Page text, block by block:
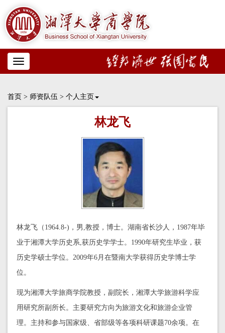
Toggle
navigation
首页 > 师资队伍 > 个人主页
林龙飞
林龙飞（1964.8-)，男,教授，博士。湖南省长沙人，1987年毕
业于湘潭大学历史系,获历史学学士。1990年研究生毕业，获
历史学硕士学位。2009年6月在暨南大学获得历史学博士学
位。
现为湘潭大学旅商学院教授，副院长，湘潭大学旅游科学应
用研究所副所长。主要研究方向为旅游文化和旅游企业管
理。主持和参与国家级、省部级等各项科研课题70余项。在